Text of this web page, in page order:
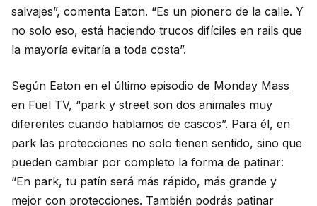
salvajes”, comenta Eaton. “Es un pionero de la calle. Y
no solo eso, está haciendo trucos difíciles en rails que
la mayoría evitaría a toda costa”.
Según Eaton en el último episodio de Monday Mass
en Fuel TV, “park y street son dos animales muy
diferentes cuando hablamos de cascos”. Para él, en
park las protecciones no solo tienen sentido, sino que
pueden cambiar por completo la forma de patinar:
“En park, tu patín será más rápido, más grande y
mejor con protecciones. También podrás patinar